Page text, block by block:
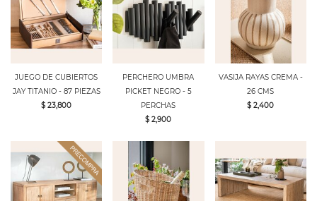
JUEGO DE CUBIERTOS
JAY TITANIO - 87 PIEZAS
$ 23,800
PERCHERO UMBRA
PICKET NEGRO - 5
PERCHAS
$ 2,900
VASIJA RAYAS CREMA -
26 CMS
$ 2,400